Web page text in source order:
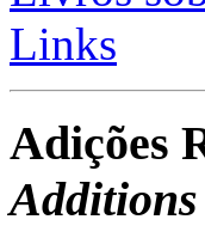
Links
Adições